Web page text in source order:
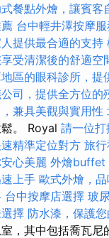
餐點外燴，讓賓客
台中輕井澤按摩服
提供最合適的支持
受清潔後的舒適空
區的眼科診所，提
司，提供全方位的
兼具美觀與實用性
。 Royal 請一位
精準定位對方 旅
心美麗 外燴buffet
上手 歐式外燴，
台中按摩店選擇 玻
擇 防水漆，保護
，其中包括喬瓦尼